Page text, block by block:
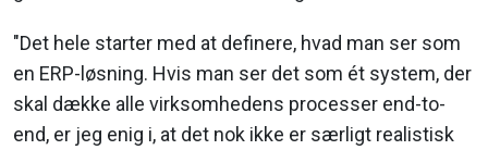
"Det hele starter med at definere, hvad man ser som
en ERP-løsning. Hvis man ser det som ét system, der
skal dække alle virksomhedens processer end-to-
end, er jeg enig i, at det nok ikke er særligt realistisk